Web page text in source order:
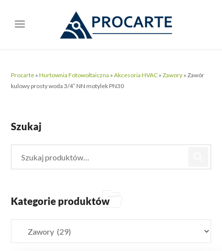
Procarte »Hurtownia Fotowoltaiczna »Akcesoria HVAC »Zawory »Zawór
kulowy prosty woda 3/4″ NN motylek PN30
Szukaj
Kategorie produktów